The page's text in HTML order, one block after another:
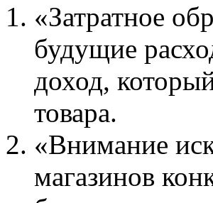
«Затратное
будущие
доход,
товара.
«Внимание
магазинов